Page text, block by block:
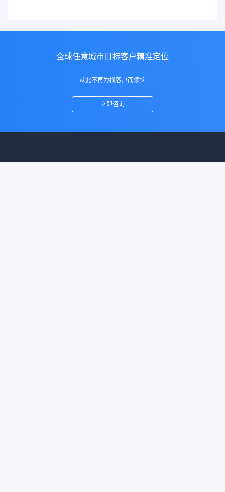
全球任意城市目标客户精准定位
从此不再为找客户而烦恼
立即咨询